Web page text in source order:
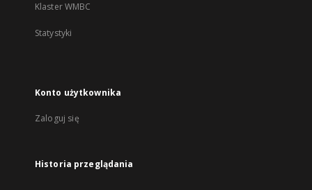
Klaster WMBC
Statystyki
Konto użytkownika
Zaloguj się
Historia przeglądania